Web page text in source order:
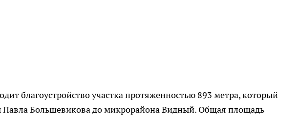
благоустройство участка протяженностью 893 метра, который
Павла Большевикова до микрорайона Видный. Общая площадь